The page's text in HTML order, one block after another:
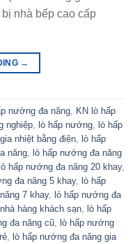
nhà bếp cao cấp
→
nướng đa năng KN lò hấp
nghiệp lò hấp nướng lò hấp
nhiệt bằng điện lò hấp
năng lò hấp nướng đa năng
hấp nướng đa năng 20 khay,
đa năng 5 khay, lò hấp
7 khay, lò hấp nướng đa
hàng khách sạn lò hấp
đa năng cũ lò hấp nướng
lò hấp nướng đa năng gia